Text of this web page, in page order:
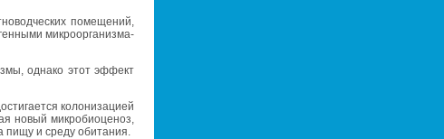
по­ме­ще­ний,
мик­ро­ор­га­низ­ма­
од­на­ко этот эф­фект
ко­ло­ни­за­ци­ей
новый мик­ро­био­це­ноз,
пищу и среду оби­та­ния.